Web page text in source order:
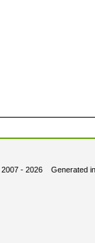
- 2026 Generated